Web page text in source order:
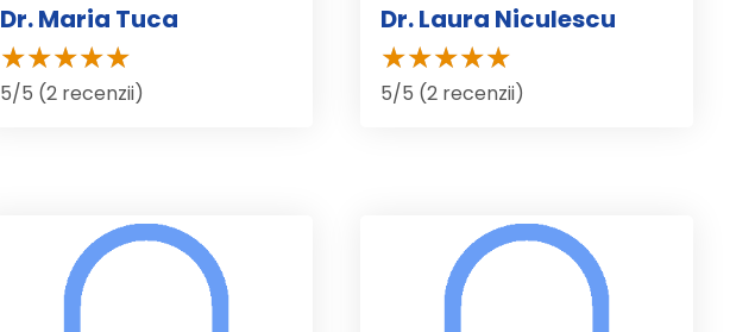
Dr. Maria Tuca
5/5 (2 recenzii)
Dr. Laura Niculescu
5/5 (2 recenzii)